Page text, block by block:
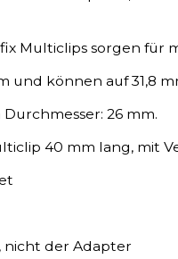
Multiclips sorgen für
und können auf 31,8
26 mm.
40 mm lang, mit
nicht der Adapter